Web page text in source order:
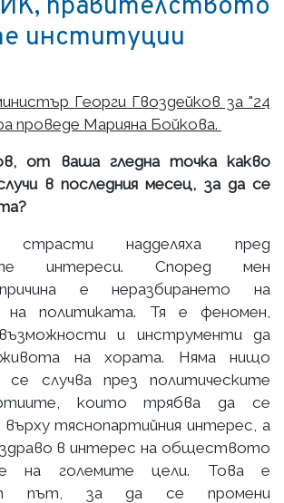
правителството
институции
Георги Гвоздейков за "24
проведе Марияна Бойкова.
от ваша гледна точка какво
в последния месец, за да се
страсти надделяха пред
интереси. Според мен
е неразбирането на
на политиката. Тя е феномен,
и инструменти да
на хората. Няма нищо
се случва през политическите
които трябва да се
тяснопартийния интерес, а
в интерес на обществото
на големите цели. Това е
път, за да се промени